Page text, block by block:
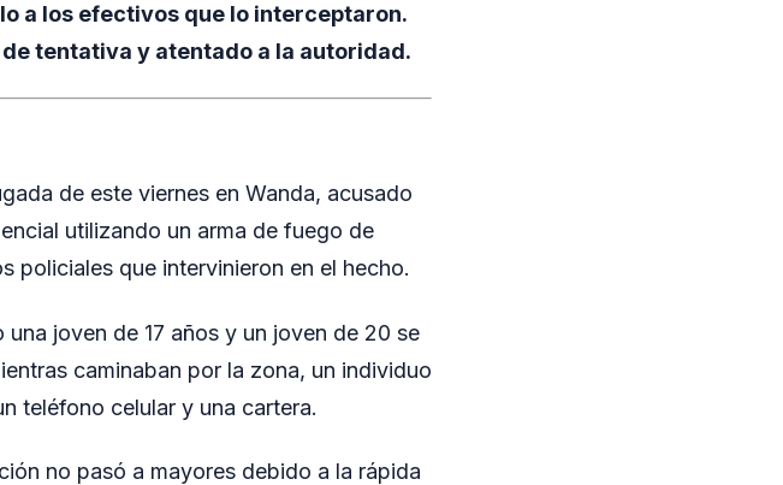
a los efectivos que lo interceptaron.
tentativa y atentado a la autoridad.
de este viernes en Wanda, acusado
utilizando un arma de fuego de
policiales que intervinieron en el hecho.
joven de 17 años y un joven de 20 se
caminaban por la zona, un individuo
teléfono celular y una cartera.
no pasó a mayores debido a la rápida